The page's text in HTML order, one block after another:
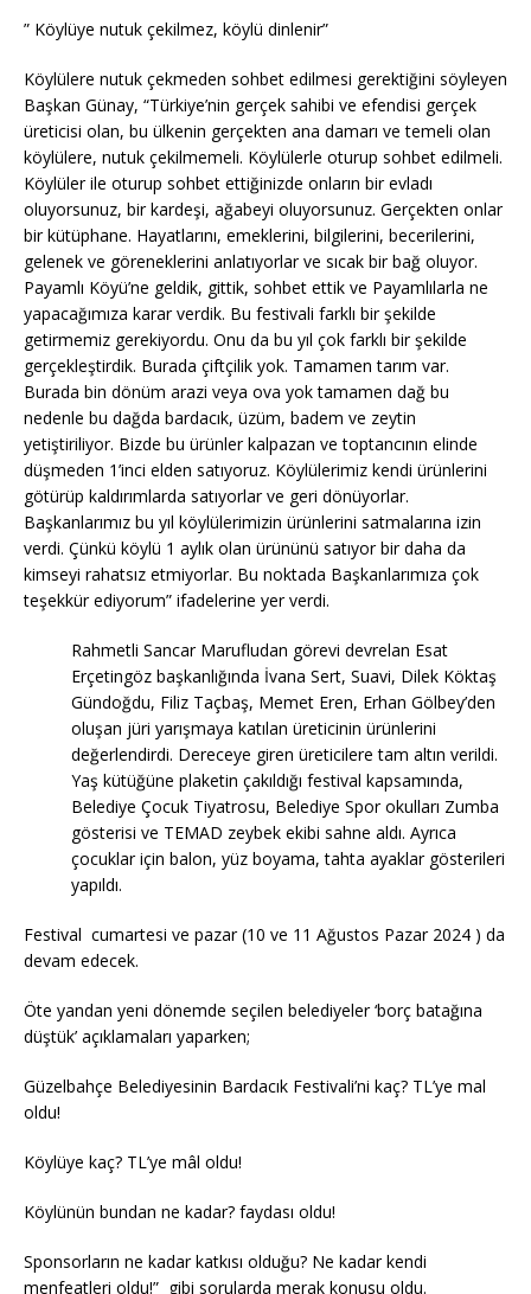
” Köylüye nutuk çekilmez, köylü dinlenir”
Köylülere nutuk çekmeden sohbet edilmesi gerektiğini söyleyen
Başkan Günay, “Türkiye’nin gerçek sahibi ve efendisi gerçek
üreticisi olan, bu ülkenin gerçekten ana damarı ve temeli olan
köylülere, nutuk çekilmemeli. Köylülerle oturup sohbet edilmeli.
Köylüler ile oturup sohbet ettiğinizde onların bir evladı
oluyorsunuz, bir kardeşi, ağabeyi oluyorsunuz. Gerçekten onlar
bir kütüphane. Hayatlarını, emeklerini, bilgilerini, becerilerini,
gelenek ve göreneklerini anlatıyorlar ve sıcak bir bağ oluyor.
Payamlı Köyü’ne geldik, gittik, sohbet ettik ve Payamlılarla ne
yapacağımıza karar verdik. Bu festivali farklı bir şekilde
getirmemiz gerekiyordu. Onu da bu yıl çok farklı bir şekilde
gerçekleştirdik. Burada çiftçilik yok. Tamamen tarım var.
Burada bin dönüm arazi veya ova yok tamamen dağ bu
nedenle bu dağda bardacık, üzüm, badem ve zeytin
yetiştiriliyor. Bizde bu ürünler kalpazan ve toptancının elinde
düşmeden 1’inci elden satıyoruz. Köylülerimiz kendi ürünlerini
götürüp kaldırımlarda satıyorlar ve geri dönüyorlar.
Başkanlarımız bu yıl köylülerimizin ürünlerini satmalarına izin
verdi. Çünkü köylü 1 aylık olan ürününü satıyor bir daha da
kimseyi rahatsız etmiyorlar. Bu noktada Başkanlarımıza çok
teşekkür ediyorum” ifadelerine yer verdi.
Rahmetli Sancar Marufludan görevi devrelan Esat
Erçetingöz başkanlığında İvana Sert, Suavi, Dilek Köktaş
Gündoğdu, Filiz Taçbaş, Memet Eren, Erhan Gölbey’den
oluşan jüri yarışmaya katılan üreticinin ürünlerini
değerlendirdi. Dereceye giren üreticilere tam altın verildi.
Yaş kütüğüne plaketin çakıldığı festival kapsamında,
Belediye Çocuk Tiyatrosu, Belediye Spor okulları Zumba
gösterisi ve TEMAD zeybek ekibi sahne aldı. Ayrıca
çocuklar için balon, yüz boyama, tahta ayaklar gösterileri
yapıldı.
Festival cumartesi ve pazar (10 ve 11 Ağustos Pazar 2024 ) da
devam edecek.
Öte yandan yeni dönemde seçilen belediyeler ‘borç batağına
düştük’ açıklamaları yaparken;
Güzelbahçe Belediyesinin Bardacık Festivali’ni kaç? TL’ye mal
oldu!
Köylüye kaç? TL’ye mâl oldu!
Köylünün bundan ne kadar? faydası oldu!
Sponsorların ne kadar katkısı olduğu? Ne kadar kendi
menfeatleri oldu!” gibi sorularda merak konusu oldu.